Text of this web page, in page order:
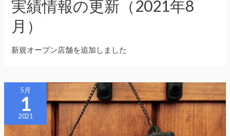
実績情報の更新（2021年8
月）
新規オープン店舗を追加しました
5月
1
2021